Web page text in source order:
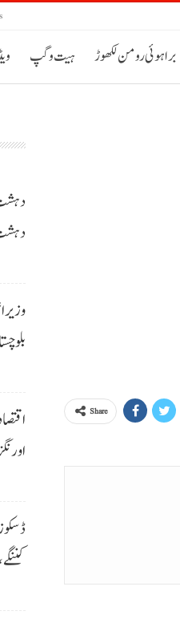
ہیت و گپ براہوئی رومن لکھوڑ
Share